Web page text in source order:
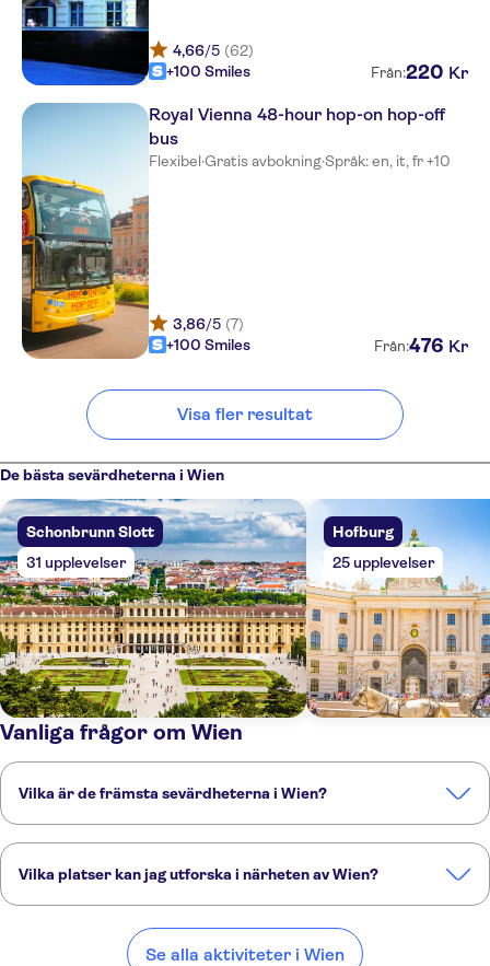
4,66/5 (62)
+100 Smiles
Från:220 Kr
Royal Vienna 48-hour hop-on hop-off
bus
Flexibel·Gratis avbokning·Språk: en, it, fr +10
3,86/5 (7)
+100 Smiles
Från:476 Kr
Visa fler resultat
De bästa sevärdheterna i Wien
Schonbrunn Slott
31 upplevelser
Hofburg
25 upplevelser
Vanliga frågor om Wien
Vilka är de främsta sevärdheterna i Wien?
Schonbrunn slott Hofburg Mozarts Wien
Pratern i Wien
Belvedere palatset
Vilka platser kan jag utforska i närheten av Wien?
Krems an der Donau Graz Linz Hallstatt St Gilgen
Se alla aktiviteter i Wien